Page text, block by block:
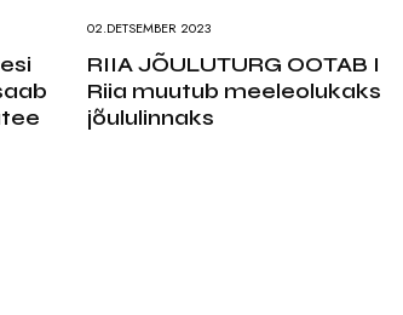
02.DETSEMBER 2023
RIIA JÕULUTURG OOTAB I
Riia muutub meeleolukaks
jõululinnaks